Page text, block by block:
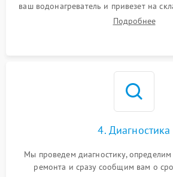
ваш водонагреватель и привезет на
Подробнее
4. Диагностика
Мы проведем диагностику,
ремонта и сразу сообщим вам о